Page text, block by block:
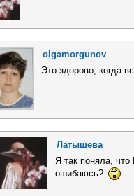
olgamorgunov
Это здорово, когда
Латышева
Я так поняла,
ошибаюсь?